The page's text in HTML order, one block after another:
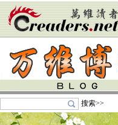
搜索>>